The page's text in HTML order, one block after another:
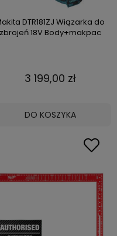
DTR181ZJ Wiązarka do
zbrojeń 18V Body+makpac
3 199,00 zł
DO KOSZYKA